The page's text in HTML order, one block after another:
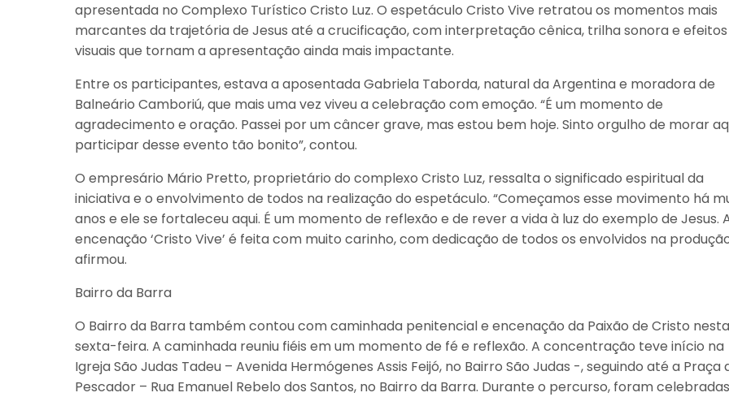
apresentada no Complexo Turístico Cristo Luz. O espetáculo Cristo Vive retratou os momentos mais
marcantes da trajetória de Jesus até a crucificação, com interpretação cênica, trilha sonora e efeitos
visuais que tornam a apresentação ainda mais impactante.
Entre os participantes, estava a aposentada Gabriela Taborda, natural da Argentina e moradora de
Balneário Camboriú, que mais uma vez viveu a celebração com emoção. “É um momento de
agradecimento e oração. Passei por um câncer grave, mas estou bem hoje. Sinto orgulho de morar
participar desse evento tão bonito”, contou.
O empresário Mário Pretto, proprietário do complexo Cristo Luz, ressalta o significado espiritual da
iniciativa e o envolvimento de todos na realização do espetáculo. “Começamos esse movimento há
anos e ele se fortaleceu aqui. É um momento de reflexão e de rever a vida à luz do exemplo de Jesus.
encenação ‘Cristo Vive’ é feita com muito carinho, com dedicação de todos os envolvidos na
afirmou.
Bairro da Barra
O Bairro da Barra também contou com caminhada penitencial e encenação da Paixão de Cristo nesta
sexta-feira. A caminhada reuniu fiéis em um momento de fé e reflexão. A concentração teve início na
Igreja São Judas Tadeu – Avenida Hermógenes Assis Feijó, no Bairro São Judas -, seguindo até a Praça
Pescador – Rua Emanuel Rebelo dos Santos, no Bairro da Barra. Durante o percurso, foram